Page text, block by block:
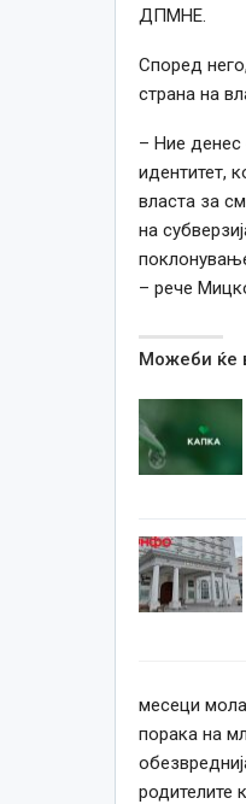
ДПМНЕ.
Според
страна на
– Ние денес
идентитет,
власта за
на
– рече
Можеби ќе
месеци
порака на
родителите